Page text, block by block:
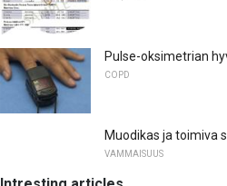
Pulse-oksimetrian
COPD
Muodikas ja toimiva
VAMMAISUUS